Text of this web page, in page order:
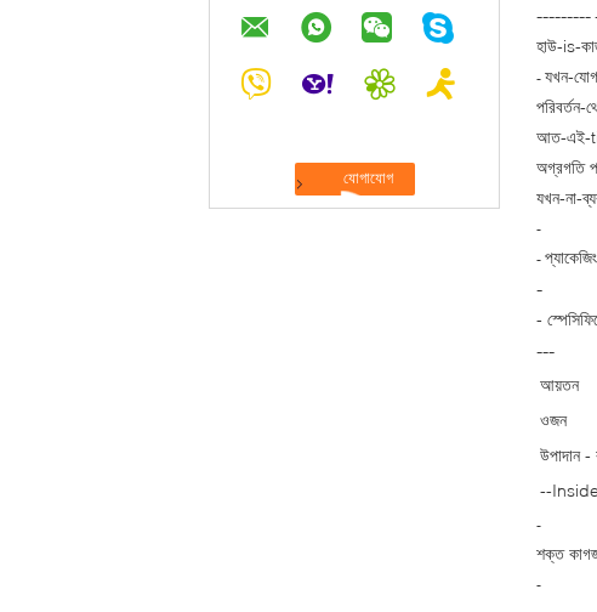
---------
হাউ-is-
- যখন-
পরিবর্তন-
আত-এই-
অগ্রগতি
যখন-না-
-
- প্যাকেজিং
-
-
---
আয়তন
ওজন
উপাদান -
--
-
শক্ত
-